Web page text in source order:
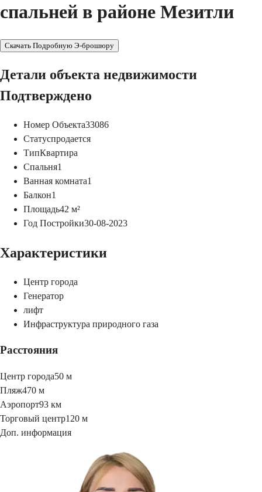
спальней в районе Мезитли
Скачать Подробную Э-брошюру
Детали объекта недвижимости
Подтверждено
Номер Объекта33086
Статуспродается
ТипКвартира
Спальня1
Ванная комната1
Балкон1
Площадь42 м²
Год Постройки30-08-2023
Характеристики
Центр города
Генератор
лифт
Инфраструктура природного газа
Расстояния
Центр города50 м
Пляж470 м
Аэропорт93 км
Торговый центр120 м
Доп. информация